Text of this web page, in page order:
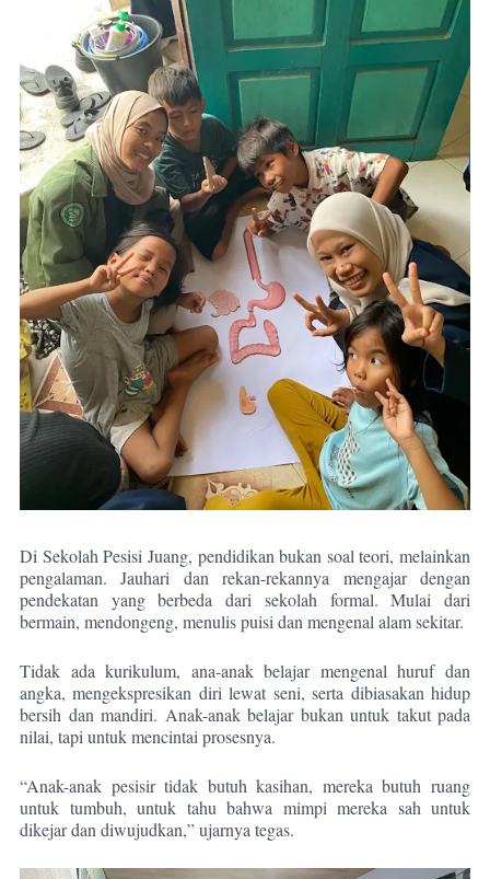
Di Sekolah Pesisi Juang, pendidikan bukan soal teori, melainkan
pengalaman. Jauhari dan rekan-rekannya mengajar dengan
pendekatan yang berbeda dari sekolah formal. Mulai dari
bermain, mendongeng, menulis puisi dan mengenal alam sekitar.
Tidak ada kurikulum, ana-anak belajar mengenal huruf dan
angka, mengekspresikan diri lewat seni, serta dibiasakan hidup
bersih dan mandiri. Anak-anak belajar bukan untuk takut pada
nilai, tapi untuk mencintai prosesnya.
“Anak-anak pesisir tidak butuh kasihan, mereka butuh ruang
untuk tumbuh, untuk tahu bahwa mimpi mereka sah untuk
dikejar dan diwujudkan,” ujarnya tegas.